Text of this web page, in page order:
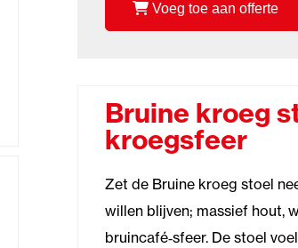
Voeg toe aan offerte
Bruine kroeg
kroegsfeer
Zet de Bruine kroeg stoel
willen blijven; massief hout,
bruincafé‑sfeer. De stoel